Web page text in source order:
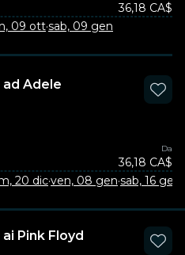
36,18 CA$
09 ott·sab, 09 gen
Adele
Da
36,18 CA$
20 dic·ven, 08 gen·sab, 16 gen
Pink Floyd